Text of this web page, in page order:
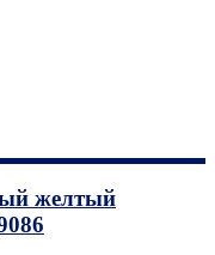
желтый